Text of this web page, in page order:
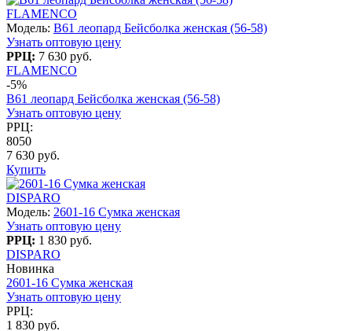
FLAMENCO
Модель: B61 леопард Бейсболка женская (56-58)
Узнать оптовую цену
РРЦ: 7 630 руб.
FLAMENCO
-5%
B61 леопард Бейсболка женская (56-58)
Узнать оптовую цену
РРЦ:
8050
7 630 руб.
Купить
DISPARO
Модель: 2601-16 Сумка женская
Узнать оптовую цену
РРЦ: 1 830 руб.
DISPARO
Новинка
2601-16 Сумка женская
Узнать оптовую цену
РРЦ:
1 830 руб.